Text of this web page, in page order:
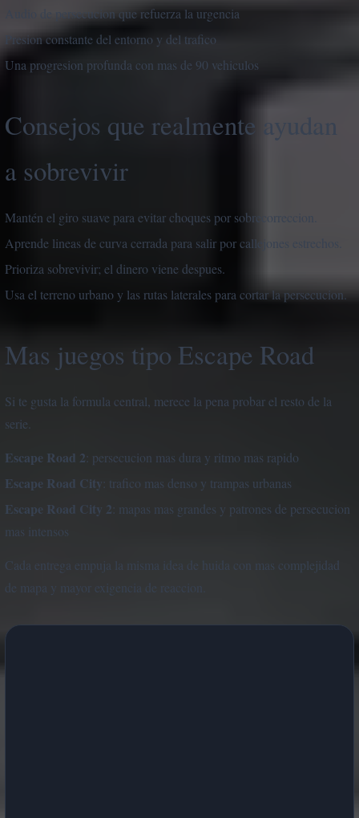
Audio de persecucion que refuerza la urgencia
Presion constante del entorno y del trafico
Una progresion profunda con mas de 90 vehiculos
Consejos que realmente ayudan
a sobrevivir
Mantén el giro suave para evitar choques por sobrecorreccion.
Aprende lineas de curva cerrada para salir por callejones estrechos.
Prioriza sobrevivir; el dinero viene despues.
Usa el terreno urbano y las rutas laterales para cortar la persecucion.
Mas juegos tipo Escape Road
Si te gusta la formula central, merece la pena probar el resto de la
serie.
Escape Road 2: persecucion mas dura y ritmo mas rapido
Escape Road City: trafico mas denso y trampas urbanas
Escape Road City 2: mapas mas grandes y patrones de persecucion
mas intensos
Cada entrega empuja la misma idea de huida con mas complejidad
de mapa y mayor exigencia de reaccion.